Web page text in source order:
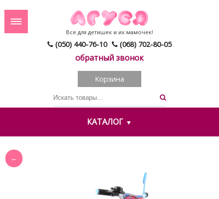
(050) 440-76-10 (068) 702-80-05
обратный звонок
Все для детишек и их мамочек!
Корзина
КАТАЛОГ